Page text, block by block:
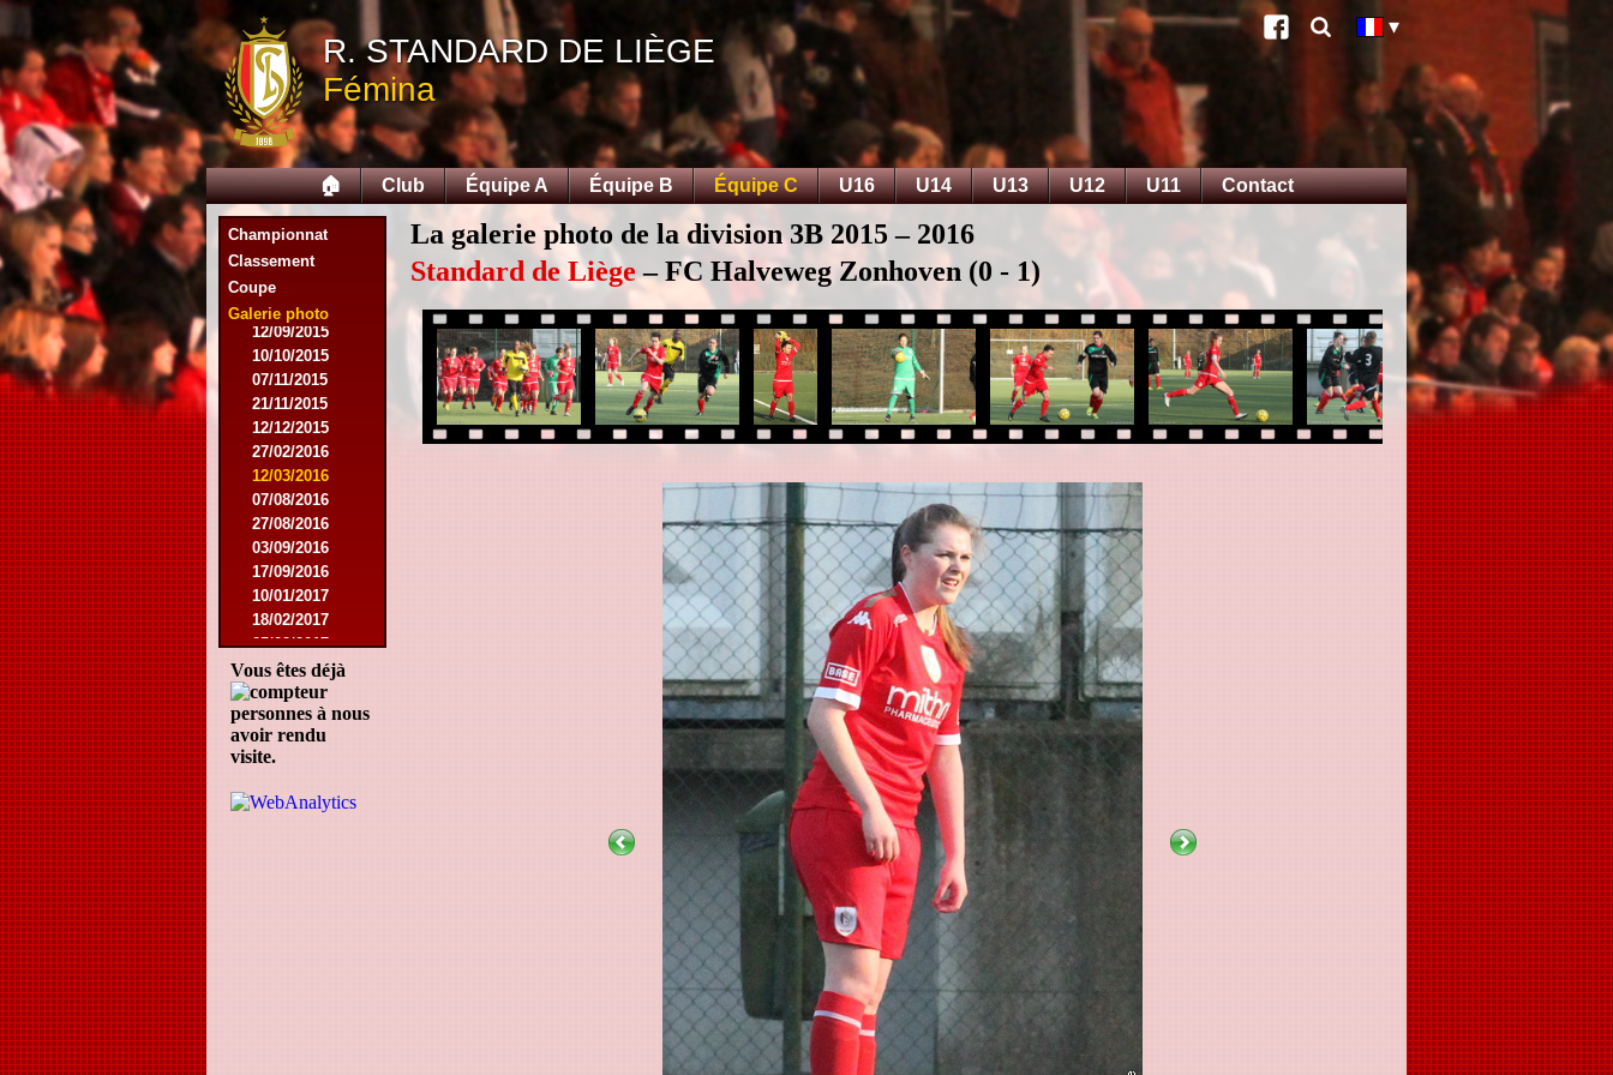
R. STANDARD DE LIÈGE
Fémina
🏠 Club Équipe A Équipe B Équipe C U16 U14 U13 U12 U11 Contact
Championnat
Classement
Coupe
Galerie photo
11/10/2014
08/11/2014
15/11/2014
06/12/2014
13/12/2014
14/02/2015
21/02/2015
05/04/2015
23/05/2015
30/05/2015
12/08/2015
15/08/2015
22/08/2015
12/09/2015
10/10/2015
07/11/2015
21/11/2015
12/12/2015
27/02/2016
12/03/2016
07/08/2016
27/08/2016
03/09/2016
17/09/2016
10/01/2017
18/02/2017
25/02/2017
29/04/2017
08/08/2017
21/10/2017
06/01/2018
13/01/2018
10/03/2018
Vous êtes déjà
personnes à nous
avoir rendu
visite.
La galerie photo de la division 3B 2015 – 2016
Standard de Liège– FC Halveweg Zonhoven (0 - 1)